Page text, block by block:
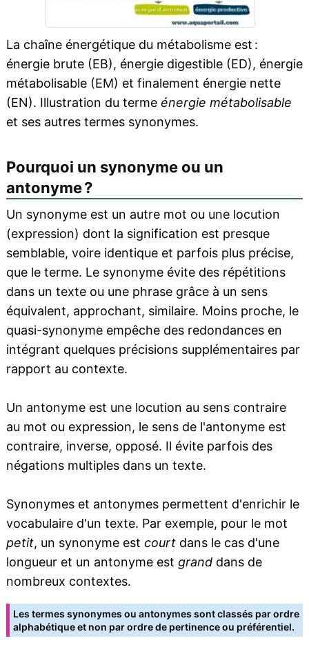
La chaîne énergétique du métabolisme est :
énergie brute (EB), énergie digestible (ED), énergie
métabolisable (EM) et finalement énergie nette
(EN). Illustration du terme énergie métabolisable
et ses autres termes synonymes.
Pourquoi un synonyme ou un
antonyme ?
Un synonyme est un autre mot ou une locution
(expression) dont la signification est presque
semblable, voire identique et parfois plus précise,
que le terme. Le synonyme évite des répétitions
dans un texte ou une phrase grâce à un sens
équivalent, approchant, similaire. Moins proche, le
quasi-synonyme empêche des redondances en
intégrant quelques précisions supplémentaires par
rapport au contexte.
Un antonyme est une locution au sens contraire
au mot ou expression, le sens de l'antonyme est
contraire, inverse, opposé. Il évite parfois des
négations multiples dans un texte.
Synonymes et antonymes permettent d'enrichir le
vocabulaire d'un texte. Par exemple, pour le mot
petit, un synonyme est courtdans le cas d'une
longueur et un antonyme est granddans de
nombreux contextes.
Les termes synonymes ou antonymes sont classés par ordre
alphabétique et non par ordre de pertinence ou préférentiel.